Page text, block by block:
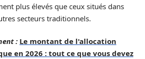
plus élevés que ceux situés dans
secteurs traditionnels.
: Le montant de l'allocation
en 2026 : tout ce que vous devez